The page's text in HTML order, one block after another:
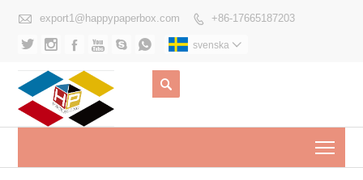
 export1@happypaperbox.com  +86-17665187203
      svenska 
